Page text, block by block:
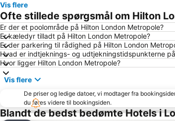
Vis flere
Ofte stillede spørgsmål om Hilton
Er der et poolområde på Hilton London Metropole?
Er kæledyr tilladt på Hilton London Metropole?
Er der parkering til rådighed på Hilton London
Hvad er indtjeknings- og udtjekningstidspunkterne
Hvor ligger Hilton London Metropole?
Vis flere
De priser og ledige datoer, vi modtager fra
du føres videre til bookingsiden.
Blandt de bedst bedømte Hotels i